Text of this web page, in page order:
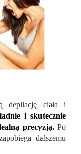
depilację ciała i
i skutecznie
precyzją.Po
dalszemu